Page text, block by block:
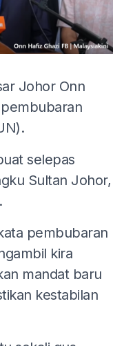
Johor Onn
selepas
Sultan Johor,
pembubaran
kira
mandat baru
kestabilan